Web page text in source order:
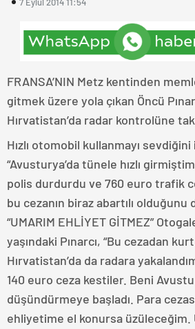
7 Eylül 2014 11:54
FRANSA’NIN Metz kentinden
gitmek üzere yola çıkan Öncü
Hırvatistan’da radar kontrolüne
Hızlı otomobil kullanmayı sevdiğini
“Avusturya’da tünele hızlı
polis durdurdu ve 760 euro trafik
bu cezanın biraz abartılı
“UMARIM EHLİYET GİTMEZ”
yaşındaki Pınarcı, “Bu cezadan
Hırvatistan’da da radara
140 euro ceza kestiler. Beni
düşündürmeye başladı. Para
ehliyetime el konursa üzüleceğim.